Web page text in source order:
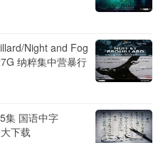
Night and Fog
纳粹集中营暴行
集 国语中字
下载